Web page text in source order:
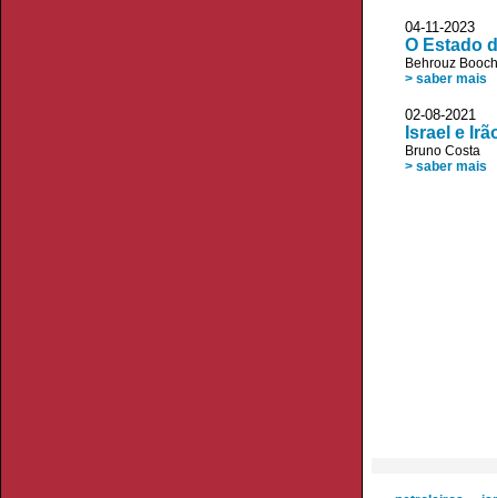
04-11-
O Estado
Behrouz
> saber mais
02-08-2021
Israel e
Bruno Costa
> saber mais